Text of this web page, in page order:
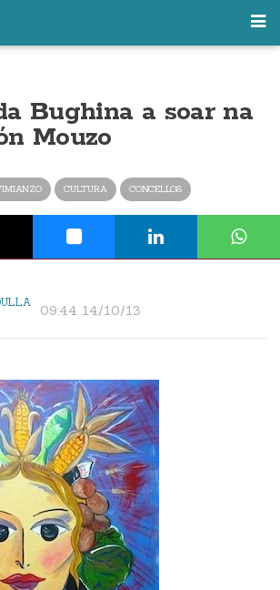
Bughina a soar na
Mouzo
CULTURA CONCELLOS
09:44 14/10/13